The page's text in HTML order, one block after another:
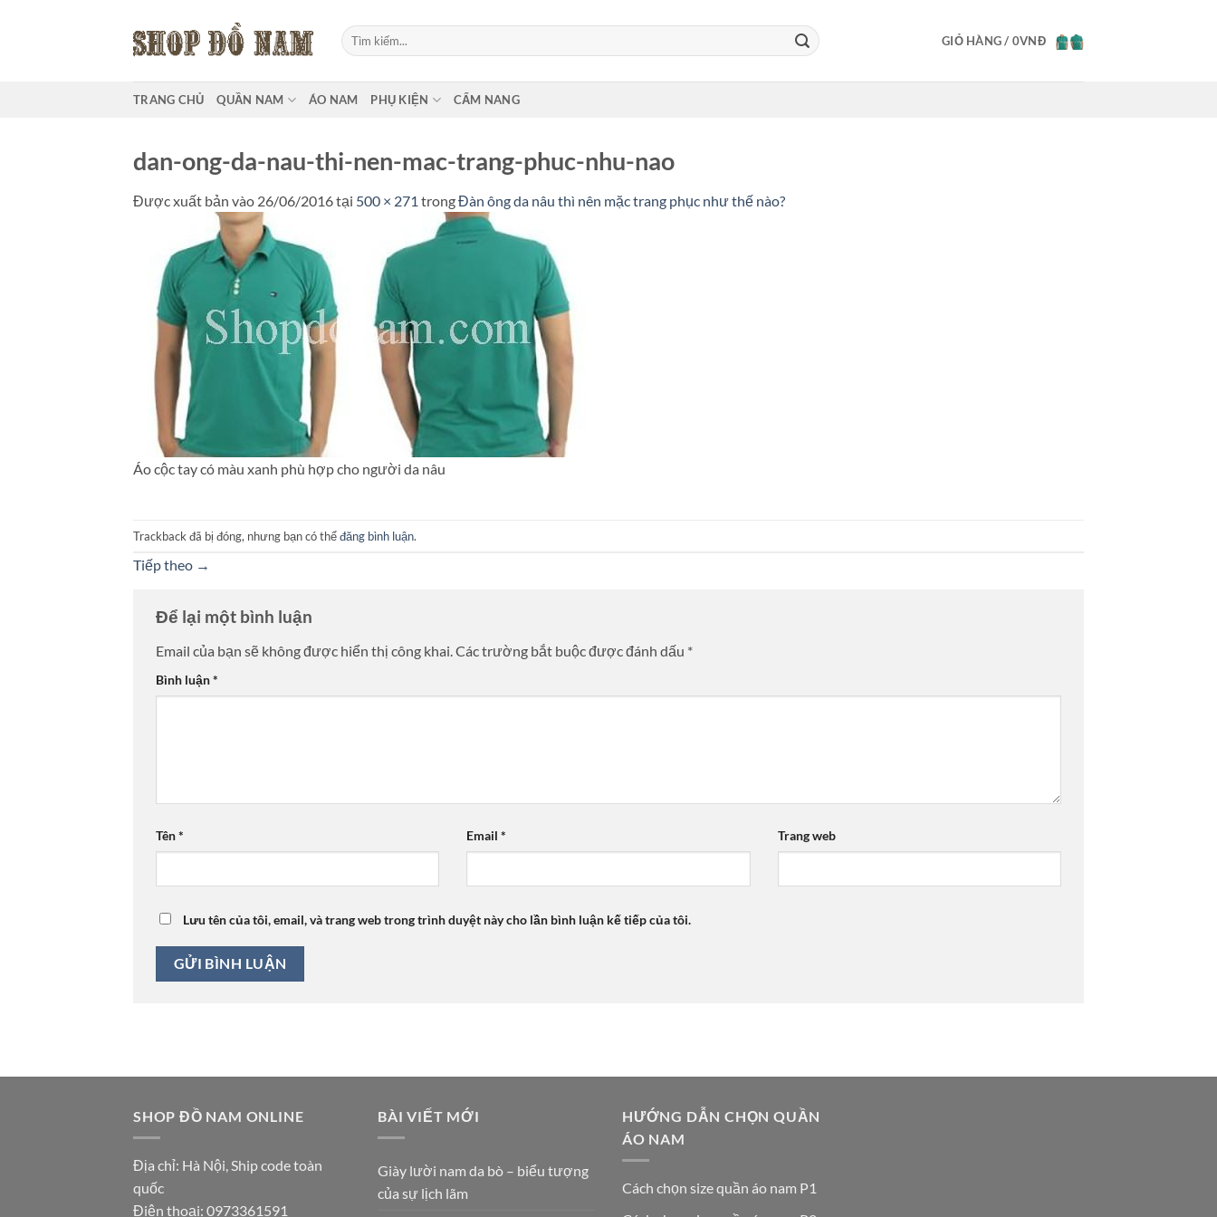
Tìm
kiếm:
GIỎ HÀNG / 0VNĐ
TRANG CHỦ QUẦN NAM ÁO NAM PHỤ KIỆN CẨM NANG
dan-ong-da-nau-thi-nen-mac-trang-phuc-nhu-nao
Được xuất bản vào 26/06/2016tại 500 × 271 trongĐàn ông da nâu thì nên mặc trang phục như thế nào?
Áo cộc tay có màu xanh phù hợp cho người da nâu
Trackback đã bị đóng, nhưng bạn có thểđăng bình luận.
Tiếp theo →
Để lại một bình luận
Email của bạn sẽ không được hiển thị công khai.Các trường bắt buộc được đánh dấu *
Bình luận*
Tên* Email* Trang web
Lưu tên của tôi, email, và trang web trong trình duyệt này cho lần bình luận kế tiếp của tôi.
SHOP ĐỒ NAM ONLINE
Địa chỉ: Hà Nội, Ship code toàn
quốc
Điện thoại: 0973361591
BÀI VIẾT MỚI
Giày lười nam da bò – biểu tượng
của sự lịch lãm
HƯỚNG DẪN CHỌN QUẦN
ÁO NAM
Cách chọn size quần áo nam P1